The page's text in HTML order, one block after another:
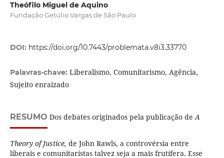
Theófilo Miguel de Aquino
Fundação Getúlio Vargas de São Paulo
DOI: https://doi.org/10.7443/problemata.v8i3.33770
Palavras-chave: Liberalismo, Comunitarismo, Agência,
Sujeito enraizado
RESUMO Dos debates originados pela publicação deA
Theory of Justice, de John Rawls, a controvérsia entre
liberais e comunitaristas talvez seja a mais frutífera. Esse